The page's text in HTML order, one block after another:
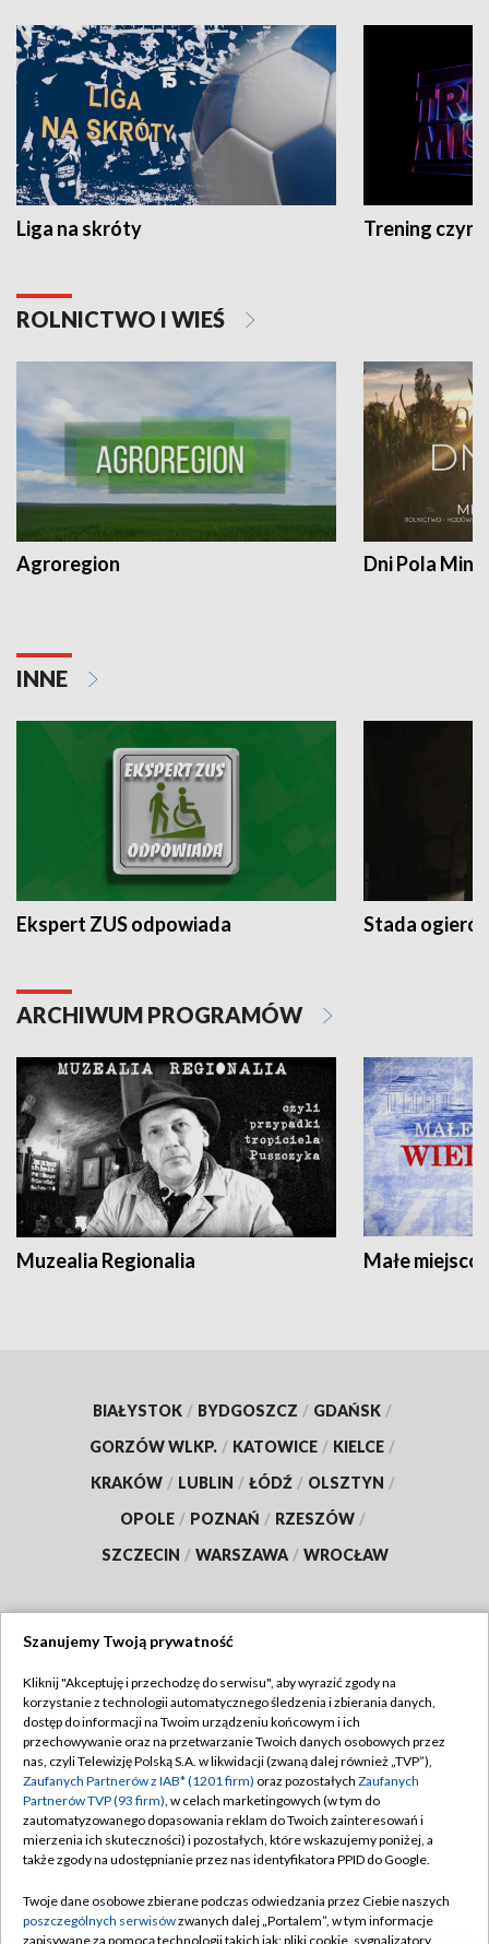
Liga na skróty Trening czyni
ROLNICTWO I WIEŚ
Agroregion Dni Pola
INNE
Ekspert ZUS odpowiada Stada
ARCHIWUM PROGRAMÓW
Muzealia Regionalia Małe
BIAŁYSTOK / BYDGOSZCZ / GDAŃSK /
GORZÓW WLKP. / KATOWICE / KIELCE /
KRAKÓW / LUBLIN / ŁÓDŹ / OLSZTYN /
OPOLE / POZNAŃ / RZESZÓW /
SZCZECIN / WARSZAWA / WROCŁAW
TVP
Abonament TVP
Emisja w TVP
Centrum informacji TVP
Naziemna Telewizja Cyfrowa
Rada Programowa
Regulamin TVP
Polityka prywatności
Moje zgody
Pomoc
Kontakt
Szanujemy Twoją prywatność
Kliknij "Akceptuję i przechodzę do serwisu", aby wyrazić zgody na
korzystanie z technologii automatycznego śledzenia i zbierania danych,
dostęp do informacji na Twoim urządzeniu końcowym i ich
przechowywanie oraz na przetwarzanie Twoich danych osobowych przez
nas, czyli Telewizję Polską S.A. w likwidacji (zwaną dalej również „TVP”),
Zaufanych Partnerów z IAB* (1201 firm) oraz pozostałych Zaufanych
Partnerów TVP (93 firm), w celach marketingowych (w tym do
zautomatyzowanego dopasowania reklam do Twoich zainteresowań i
mierzenia ich skuteczności) i pozostałych, które wskazujemy poniżej, a
także zgody na udostępnianie przez nas identyfikatora PPID do Google.
Twoje dane osobowe zbierane podczas odwiedzania przez Ciebie naszych
poszczególnych serwisówzwanych dalej „Portalem”, w tym informacje
zapisywane za pomocą technologii takich jak: pliki cookie, sygnalizatory